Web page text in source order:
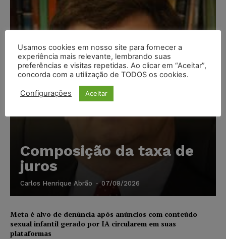
Composição da taxa de
juros
Carlos Henrique Abrão - 07/08/2026
Meta é alvo de denúncia após anúncios com conteúdo
sexual infantil gerado por IA circularem em suas
plataformas
Usamos cookies em nosso site para fornecer a
experiência mais relevante, lembrando suas
preferências e visitas repetidas. Ao clicar em “Aceitar”,
concorda com a utilização de TODOS os cookies.
Configurações Aceitar